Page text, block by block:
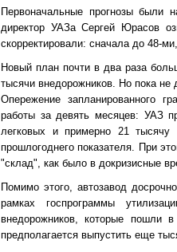
Первоначальные прогнозы были
директор УАЗа Сергей Юрасов
скорректировали: сначала до 48-
Новый план почти в два раза
тысячи внедорожников. Но пока не
Опережение запланированного
работы за девять месяцев: УАЗ
легковых и примерно 21 тысячу
прошлогоднего показателя. При
"склад", как было в докризисные
Помимо этого, автозавод
рамках госпрограммы
внедорожников, которые пошли
предполагается выпустить еще